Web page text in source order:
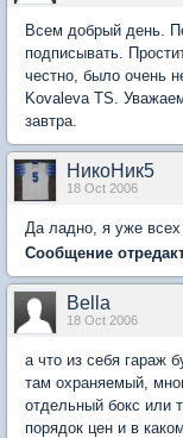
Всем добрый день.
подписывать.
честно, было очень
Kovaleva TS.
завтра.
НикоНик5
18 Oct 2006
Да ладно, я уже всеx
Сообщение
Bella
18 Oct 2006
а что из себя гараж
там охраняемый,
отдельный бокс или
порядок цен и в